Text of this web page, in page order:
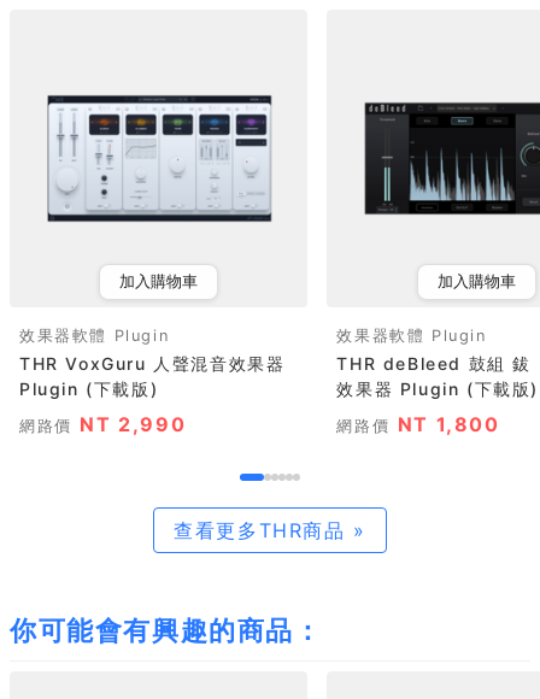
加入購物車
效果器軟體 Plugin
THR VoxGuru 人聲混音效果器
Plugin (下載版)
網路價 NT 2,990
加入購物車
效果器軟體 Plugin
THR deBleed 鼓組 鈸
效果器 Plugin (下載版)
網路價 NT 1,800
查看更多THR商品 »
你可能會有興趣的商品：